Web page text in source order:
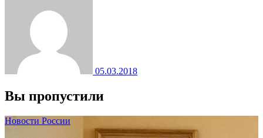
05.03.2018
Вы пропустили
Новости России